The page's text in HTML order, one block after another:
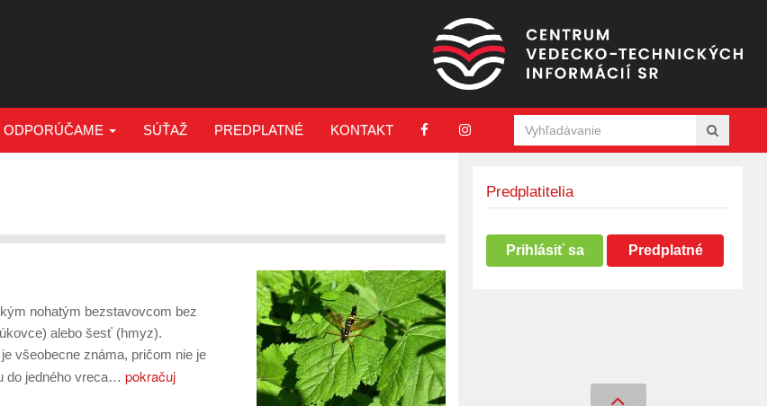
ODPORÚČAME SÚŤAŽ PREDPLATNÉ KONTAKT
nohatým bezstavovcom bez
alebo šesť (hmyz).
všeobecne známa, pričom nie je
do jedného vreca… pokračuj
Predplatitelia
Prihlásiť sa Predplatné